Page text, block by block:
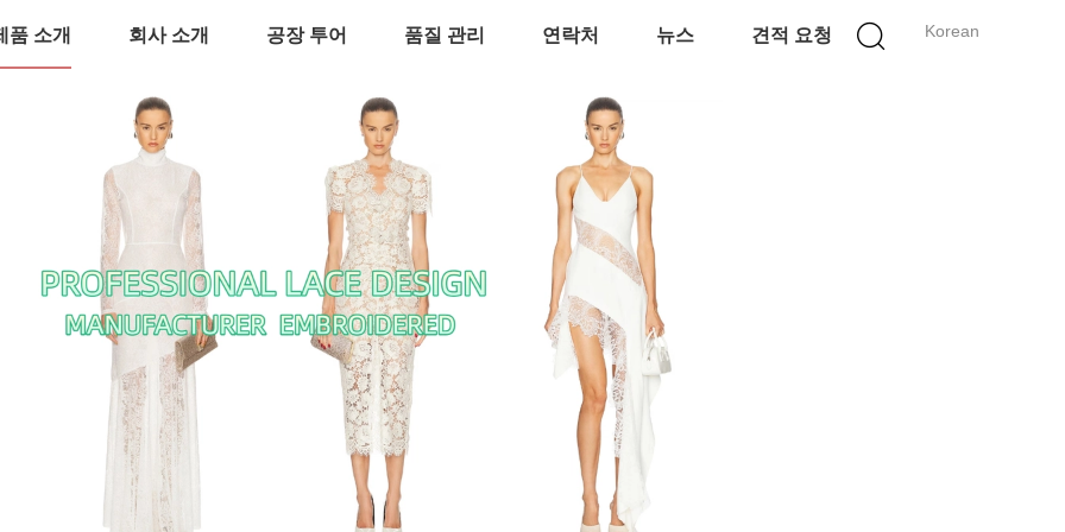
Korean
품 소개 회사 소개 공장 투어 품질 관리 연락처 뉴스 견적 요청